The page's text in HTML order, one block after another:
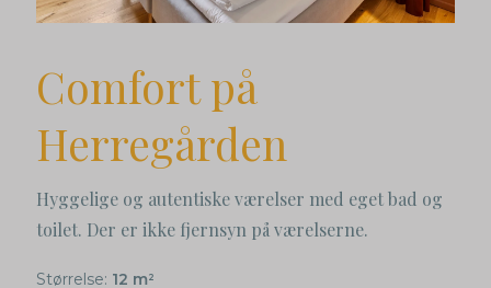
Comfort på
Herregården
Hyggelige og autentiske værelser med eget bad og
toilet. Der er ikke fjernsyn på værelserne.
Størrelse: 12 m2